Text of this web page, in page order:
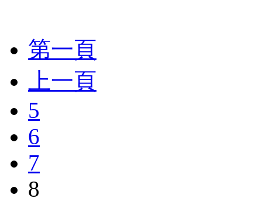
第一頁
上一頁
5
6
7
8